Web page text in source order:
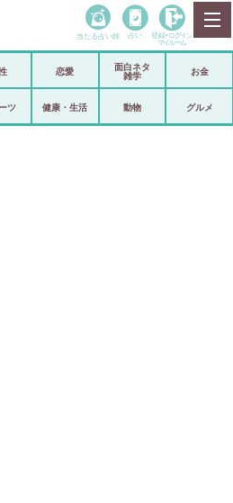
政治
当たる占い師 占い 登録• ログイン
マイルーム
恋愛
面白ネタ
雑学
お金
ツ 健康・生活 動物 グルメ